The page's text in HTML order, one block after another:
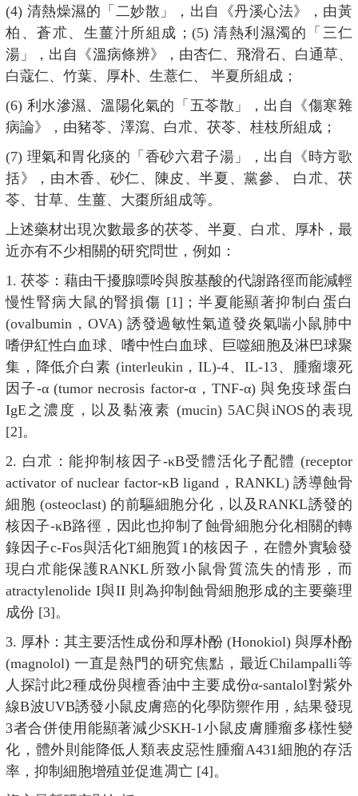
(4) 清熱燥濕的「二妙散」，出自《丹溪心法》，由黃
柏、蒼朮、生薑汁所組成；(5) 清熱利濕濁的「三仁
湯」，出自《溫病條辨》，由杏仁、飛滑石、白通草、
白蔻仁、竹葉、厚朴、生薏仁、 半夏所組成；
(6) 利水滲濕、溫陽化氣的「五苓散」，出自《傷寒雜
病論》，由豬苓、澤瀉、白朮、茯苓、桂枝所組成；
(7) 理氣和胃化痰的「香砂六君子湯」，出自《時方歌
括》，由木香、砂仁、陳皮、半夏、黨參、 白朮、茯
苓、甘草、生薑、大棗所組成等。
上述藥材出現次數最多的茯苓、半夏、白朮、厚朴，最
近亦有不少相關的研究問世，例如：
1. 茯苓：藉由干擾腺嘌呤與胺基酸的代謝路徑而能減輕
慢性腎病大鼠的腎損傷 [1]；半夏能顯著抑制白蛋白
(ovalbumin，OVA) 誘發過敏性氣道發炎氣喘小鼠肺中
嗜伊紅性白血球、嗜中性白血球、巨噬細胞及淋巴球聚
集，降低介白素 (interleukin，IL)-4、IL-13、腫瘤壞死
因子-α (tumor necrosis factor-α，TNF-α) 與免疫球蛋白
IgE之濃度，以及黏液素 (mucin) 5AC與iNOS的表現
[2]。
2. 白朮：能抑制核因子-κB受體活化子配體 (receptor
activator of nuclear factor-κB ligand，RANKL) 誘導蝕骨
細胞 (osteoclast) 的前驅細胞分化，以及RANKL誘發的
核因子-κB路徑，因此也抑制了蝕骨細胞分化相關的轉
錄因子c-Fos與活化T細胞質1的核因子，在體外實驗發
現白朮能保護RANKL所致小鼠骨質流失的情形，而
atractylenolide I與II 則為抑制蝕骨細胞形成的主要藥理
成份 [3]。
3. 厚朴：其主要活性成份和厚朴酚 (Honokiol) 與厚朴酚
(magnolol) 一直是熱門的研究焦點，最近Chilampalli等
人探討此2種成份與檀香油中主要成份α-santalol對紫外
線B波UVB誘發小鼠皮膚癌的化學防禦作用，結果發現
3者合併使用能顯著減少SKH-1小鼠皮膚腫瘤多樣性變
化，體外則能降低人類表皮惡性腫瘤A431細胞的存活
率，抑制細胞增殖並促進凋亡 [4]。